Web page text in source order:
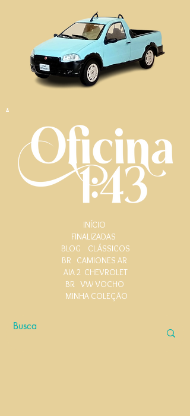
.
INÍCIO
FINALIZADAS
BLOG
CLÁSSICOS
BR CAMIONES AR
AIA 2 CHEVROLET
BR VW VOCHO
MINHA COLEÇÃO